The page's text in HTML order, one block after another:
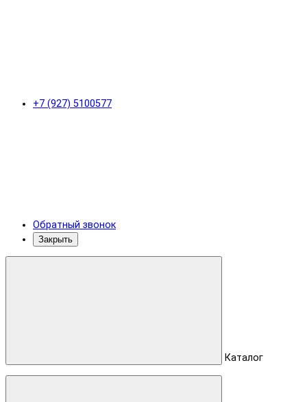
+7 (927) 5100577
Обратный звонок
Закрыть
Каталог